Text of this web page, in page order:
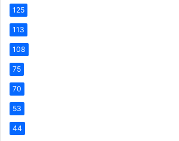
125
113
108
75
70
53
44